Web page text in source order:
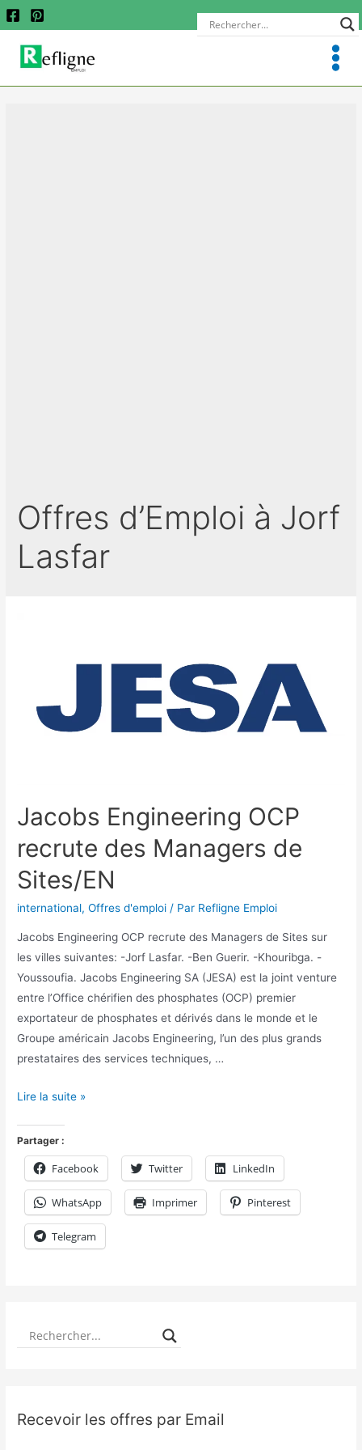
Offres d’Emploi à Jorf
Lasfar
Jacobs Engineering OCP
recrute des Managers de
Sites/EN
international,Offres d'emploi / Par Refligne Emploi
Jacobs Engineering OCP recrute des Managers de Sites sur
les villes suivantes: -Jorf Lasfar. -Ben Guerir. -Khouribga. -
Youssoufia. Jacobs Engineering SA (JESA) est la joint venture
entre l’Office chérifien des phosphates (OCP) premier
exportateur de phosphates et dérivés dans le monde et le
Groupe américain Jacobs Engineering, l’un des plus grands
prestataires des services techniques, …
Lire la suite »
Partager :
Facebook Twitter LinkedIn
WhatsApp Imprimer Pinterest
Telegram
Recevoir les offres par Email